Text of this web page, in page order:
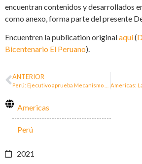
encuentran contenidos y desarrollados
como anexo, forma parte del presente
Encuentren la publication originalaquí(
Bicentenario El Peruano).
ANTERIOR
Americas
Perú
2021